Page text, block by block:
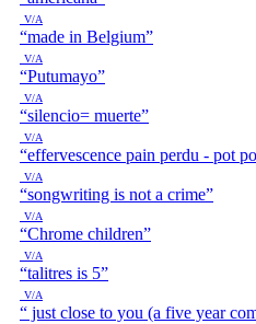
V/A
“made in Belgium”
V/A
“Putumayo”
V/A
“silencio= muerte”
V/A
“effervescence pain perdu - pot
V/A
“songwriting is not a crime”
V/A
“Chrome children”
V/A
“talitres is 5”
V/A
“ just close to you (a five year